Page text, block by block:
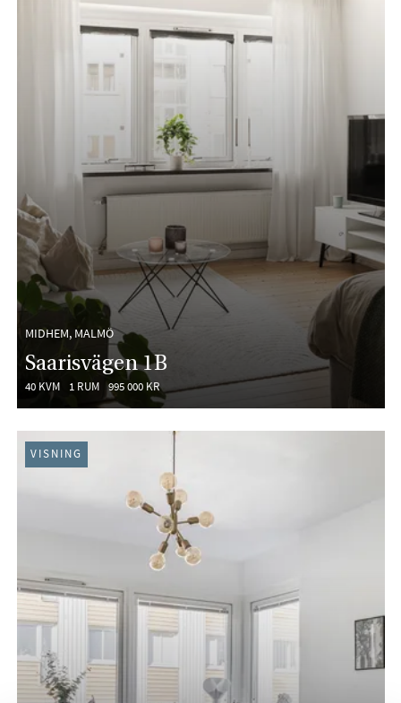
MIDHEM, MALMÖ
Saarisvägen 1B
40 KVM 1 RUM 995 000 KR
VISNING